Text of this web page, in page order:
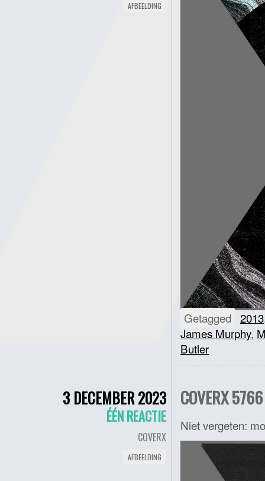
AFBEELDING
Getagged 2013
James Murphy,
Butler
3 DECEMBER 2023
ÉÉN REACTIE
COVERX
AFBEELDING
COVERX
Niet vergeten: